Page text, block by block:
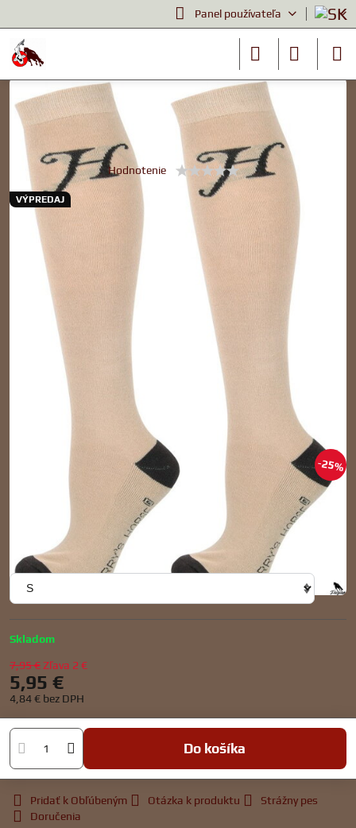
Panel používateľa
VÝPREDAJ
25%
Jazdecké potreby
Podkolienky béžové
Hodnotenie
Pohodlné podkolienky s terry stúpaním. 75% bavlna, 20% nylon, 5%
elastan -S (31-35), M (36-40), L (41-43)
Veľkosť
Skladom
7,95 €Zľava 2 €
5,95 €
4,84 € bez DPH
Do košíka
Pridať k Obľúbeným Otázka k produktu
Strážny pes
Doručenia